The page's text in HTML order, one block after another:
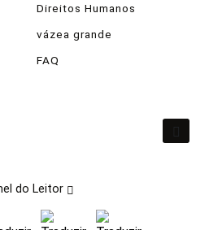
Direitos Humanos
vázea grande
FAQ
do Leitor